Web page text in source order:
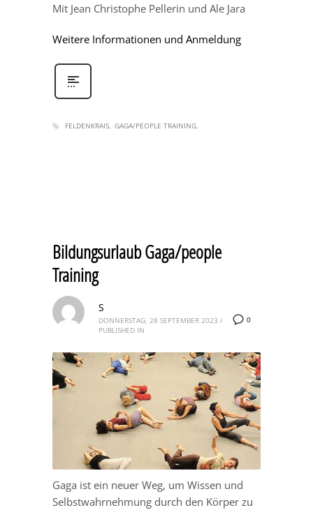
Mit Jean Christophe Pellerin und Ale Jara
Weitere Informationen und Anmeldung
FELDENKRAIS GAGA/PEOPLE TRAINING
Bildungsurlaub Gaga/people
Training
0
S
DONNERSTAG, 28 SEPTEMBER 2023 /
PUBLISHED IN
Gaga ist ein neuer Weg, um Wissen und
Selbstwahrnehmung durch den Körper zu